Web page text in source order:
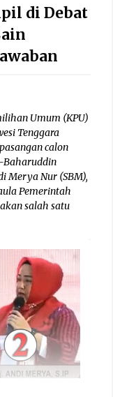
di Debat
Umum (KPU)
Tenggara
calon
Baharuddin
Merya Nur (SBM),
Pemerintah
salah satu